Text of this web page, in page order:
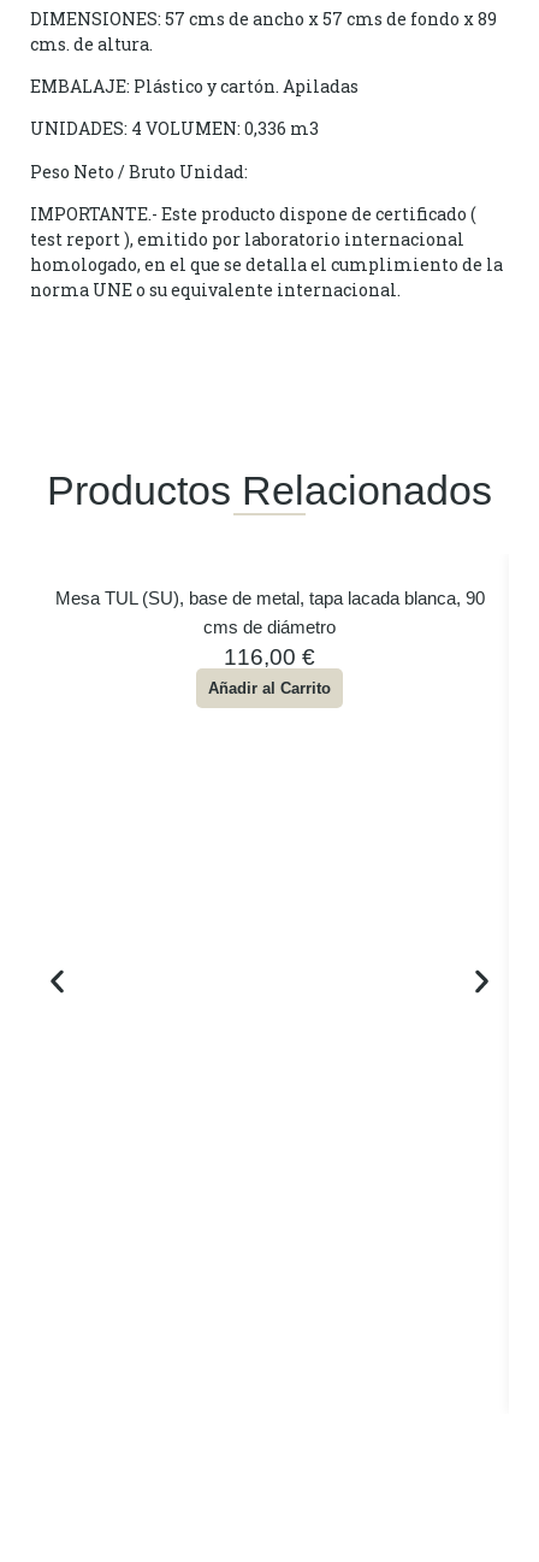
DIMENSIONES: 57 cms de ancho x 57 cms de fondo x 89
cms. de altura.
EMBALAJE: Plástico y cartón. Apiladas
UNIDADES: 4 VOLUMEN: 0,336 m3
Peso Neto / Bruto Unidad:
IMPORTANTE.- Este producto dispone de certificado (
test report ), emitido por laboratorio internacional
homologado, en el que se detalla el cumplimiento de la
norma UNE o su equivalente internacional.
Productos Relacionados
Mesa TUL (SU), base de metal, tapa lacada blanca, 90
cms de diámetro
116,00 €
Añadir al Carrito